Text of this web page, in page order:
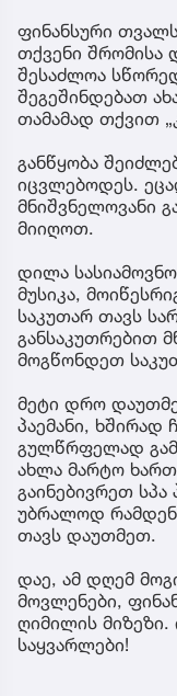
ფინანსური
თქვენი შრომისა
შესაძლოა
შეგეშინდებათ
თამამად თქვით
განწყობა
იცვლებოდეს.
მნიშვნელოვანი
მიიღოთ.
დილა
მუსიკა,
საკუთარ თავს
განსაკუთრებით
მოგწონდეთ
მეტი დრო
პაემანი, ხშირად
გულწრფელად
ახლა მარტო
გაინებივრეთ
უბრალოდ
თავს დაუთმეთ.
დაე, ამ დღემ
მოვლენები,
ღიმილის მიზეზი.
საყვარლები!